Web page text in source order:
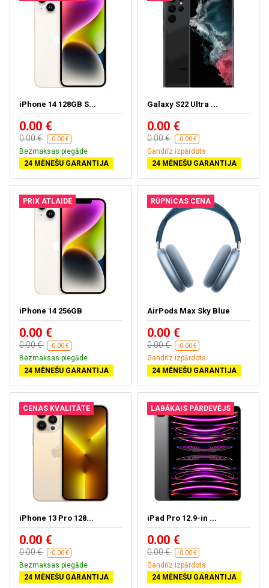
iPhone 14 128GB S...
0.00 €
0.00 € -0.00 €
Bezmaksas piegāde
24 MĒNEŠU GARANTIJA
Galaxy S22 Ultra ...
0.00 €
0.00 € -0.00 €
Gandrīz izpārdots
24 MĒNEŠU GARANTIJA
PRIX ATLAIDE
iPhone 14 256GB
0.00 €
0.00 € -0.00 €
Bezmaksas piegāde
24 MĒNEŠU GARANTIJA
RŪPNĪCAS CENA
AirPods Max Sky Blue
0.00 €
0.00 € -0.00 €
Gandrīz izpārdots
24 MĒNEŠU GARANTIJA
CENAS KVALITĀTE
iPhone 13 Pro 128...
0.00 €
0.00 € -0.00 €
Bezmaksas piegāde
24 MĒNEŠU GARANTIJA
LABĀKAIS PĀRDEVĒJS
iPad Pro 12.9-in ...
0.00 €
0.00 € -0.00 €
Gandrīz izpārdots
24 MĒNEŠU GARANTIJA